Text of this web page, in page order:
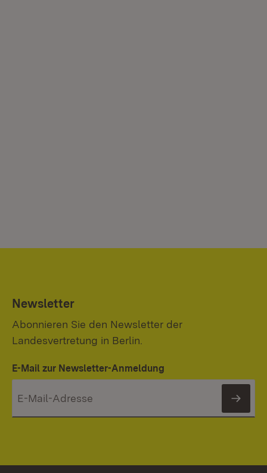
Newsletter
Abonnieren Sie den Newsletter der
Landesvertretung in Berlin.
E-Mail zur Newsletter-Anmeldung